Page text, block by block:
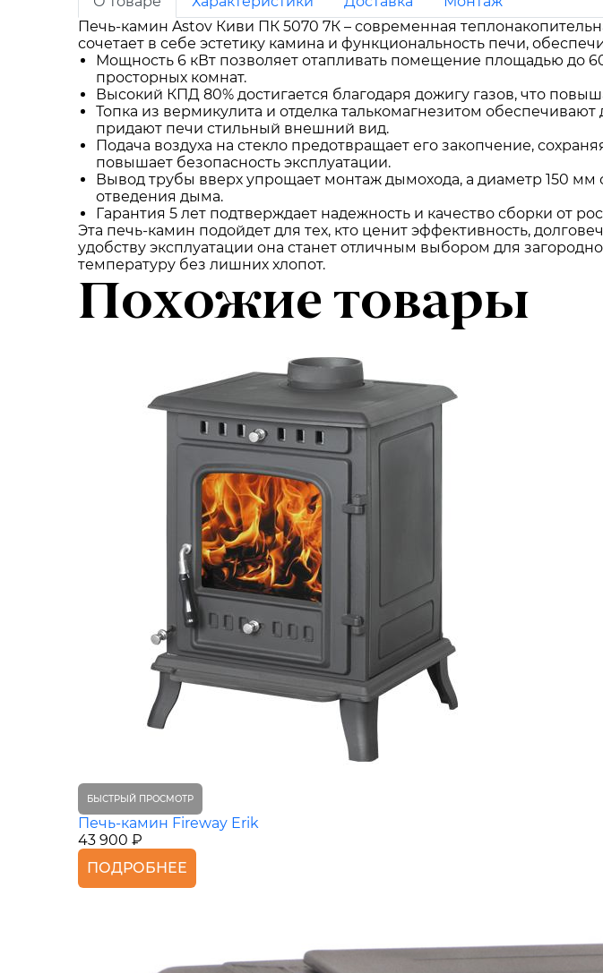
Печь-камин Astov Киви ПК 5070 7К – современная
сочетает в себе эстетику камина и функциональность печи,
Мощность 6 кВт позволяет отапливать помещение площадью до
просторных комнат.
Высокий КПД 80% достигается благодаря дожигу газов, что
Топка из вермикулита и отделка талькомагнезитом
придают печи стильный внешний вид.
Подача воздуха на стекло предотвращает его закопчение,
повышает безопасность эксплуатации.
Вывод трубы вверх упрощает монтаж дымохода, а диаметр 150
отведения дыма.
Гарантия 5 лет подтверждает надежность и качество сборки от
Эта печь-камин подойдет для тех, кто ценит эффективность,
удобству эксплуатации она станет отличным выбором для
температуру без лишних хлопот.
Похожие товары
БЫСТРЫЙ ПРОСМОТР
Печь-камин Fireway Erik
43 900 ₽
ПОДРОБНЕЕ